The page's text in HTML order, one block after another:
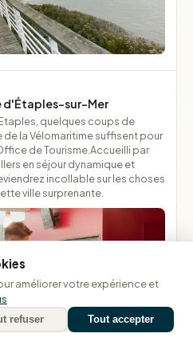
d'Étaples-sur-Mer
quelques coups de
de la Vélomaritime suffisent pour
de Tourisme.Accueilli par
en séjour dynamique et
incollable sur les choses
ville surprenante.
Partager
améliorer votre expérience et
refuser Tout accepter